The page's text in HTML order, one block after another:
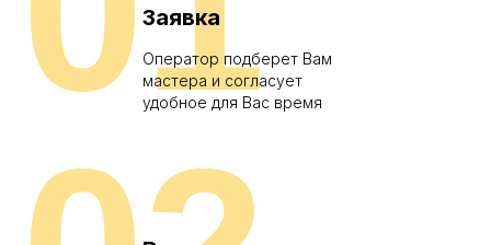
Заявка
Оператор подберет Вам
мастера и согласует
удобное для Вас время